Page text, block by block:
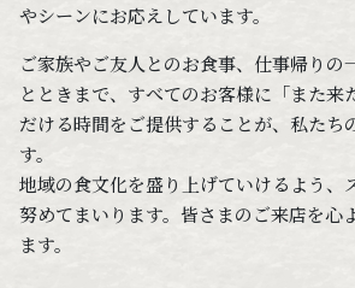
やシーンにお応えしています。
ご家族やご友人とのお食事、仕事帰りの
とときまで、すべてのお客様に「また来
だける時間をご提供することが、私たち
す。
地域の食文化を盛り上げていけるよう、
努めてまいります。皆さまのご来店を心
ます。